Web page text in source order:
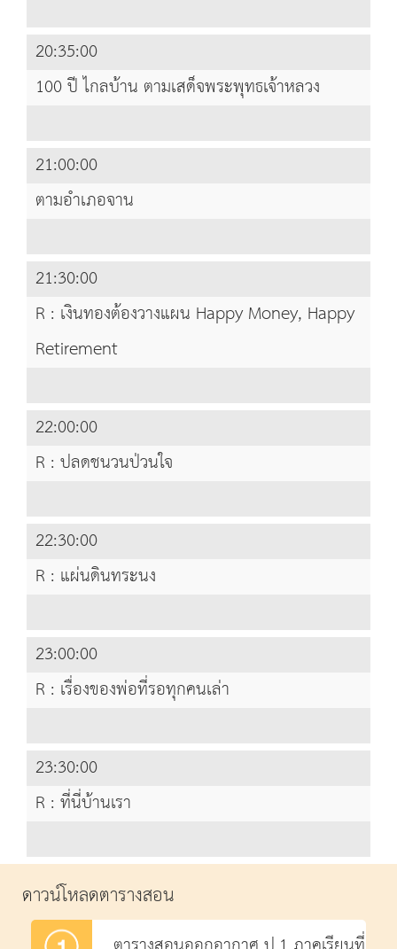
20:35:00
100 ปี ไกลบ้าน ตามเสด็จพระพุทธเจ้าหลวง
21:00:00
ตามอำเภอจาน
21:30:00
R : เงินทองต้องวางแผน Happy Money, Happy
Retirement
22:00:00
R : ปลดชนวนป่วนใจ
22:30:00
R : แผ่นดินทระนง
23:00:00
R : เรื่องของพ่อที่รอทุกคนเล่า
23:30:00
R : ที่นี่บ้านเรา
ดาวน์โหลดตารางสอน